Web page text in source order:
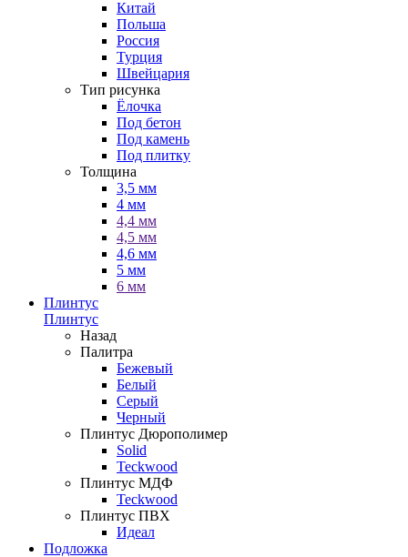
Китай
Польша
Россия
Турция
Швейцария
Тип рисунка
Ёлочка
Под бетон
Под камень
Под плитку
Толщина
3,5 мм
4 мм
4,4 мм
4,5 мм
4,6 мм
5 мм
6 мм
Плинтус
Плинтус
Назад
Палитра
Бежевый
Белый
Серый
Черный
Плинтус Дюрополимер
Solid
Teckwood
Плинтус МДФ
Teckwood
Плинтус ПВХ
Идеал
Подложка